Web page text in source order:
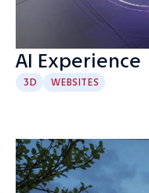
AI Experience
3D WEBSITES